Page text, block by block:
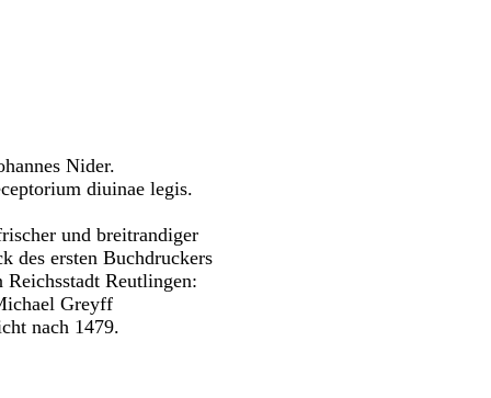
Nider.
diuinae legis.
und breitrandiger
des ersten Buchdruckers
Reutlingen:
Greyff
nach 1479.